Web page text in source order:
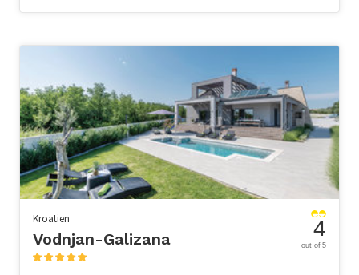
Kroatien
Vodnjan-Galizana 4
out of 5